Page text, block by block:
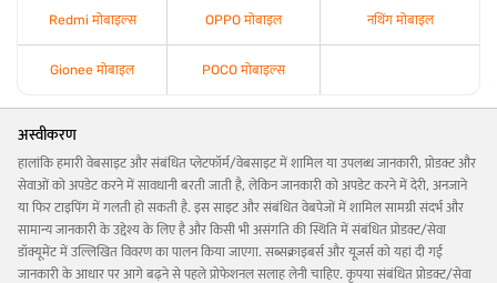
Redmi मोबाइल्स OPPO मोबाइल नथिंग मोबाइल
Gionee मोबाइल POCO मोबाइल्स
अस्वीकरण
हालांकि हमारी वेबसाइट और संबंधित प्लेटफॉर्म/वेबसाइट में शामिल या उपलब्ध जानकारी, प्रोडक्ट और
सेवाओं को अपडेट करने में सावधानी बरती जाती है, लेकिन जानकारी को अपडेट करने में देरी, अनजाने
या फिर टाइपिंग में गलती हो सकती है. इस साइट और संबंधित वेबपेजों में शामिल सामग्री संदर्भ और
सामान्य जानकारी के उद्देश्य के लिए है और किसी भी असंगति की स्थिति में संबंधित प्रोडक्ट/सेवा
डॉक्यूमेंट में उल्लिखित विवरण का पालन किया जाएगा. सब्सक्राइबर्स और यूज़र्स को यहां दी गई
जानकारी के आधार पर आगे बढ़ने से पहले प्रोफेशनल सलाह लेनी चाहिए. कृपया संबंधित प्रोडक्ट/सेवा